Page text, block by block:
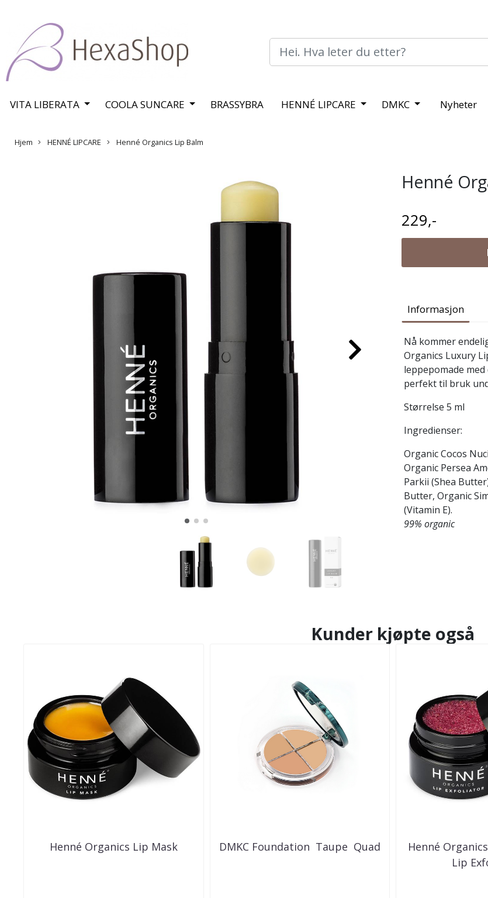
VITA LIBERATA COOLA SUNCARE BRASSYBRA HENNÉ LIPCARE DMKC Nyheter
Hjem HENNÉ LIPCARE Henné Organics Lip Balm
Henné
229,-
Informasjon
Nå kommer
Organics Luxury
leppepomade
perfekt til bruk
Størrelse 5 ml
Ingredienser:
Organic Cocos
Organic Persea
Parkii (Shea
Butter, Organic
(Vitamin E).
99% organic
Kunder kjøpte også
Henné Organics Lip Mask DMKC Foundation  Taupe  Quad
Henné
Lip